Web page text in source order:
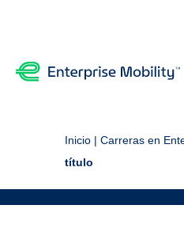
Inicio | Carreras en
título